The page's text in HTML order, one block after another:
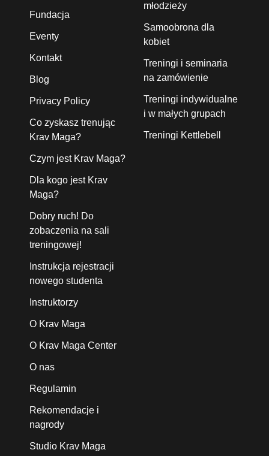
Fundacja
Eventy
Kontakt
Blog
Privacy Policy
Co zyskasz trenując
Krav Maga?
Czym jest Krav Maga?
Dla kogo jest Krav
Maga?
Dobry ruch! Do
zobaczenia na sali
treningowej!
Instrukcja rejestracji
nowego studenta
Instruktorzy
O Krav Maga
O Krav Maga Center
O nas
Regulamin
Rekomendacje i
nagrody
Studio Krav Maga
młodzieży
Samoobrona dla
kobiet
Treningi i seminaria
na zamówienie
Treningi indywidualne
i w małych grupach
Treningi Kettlebell